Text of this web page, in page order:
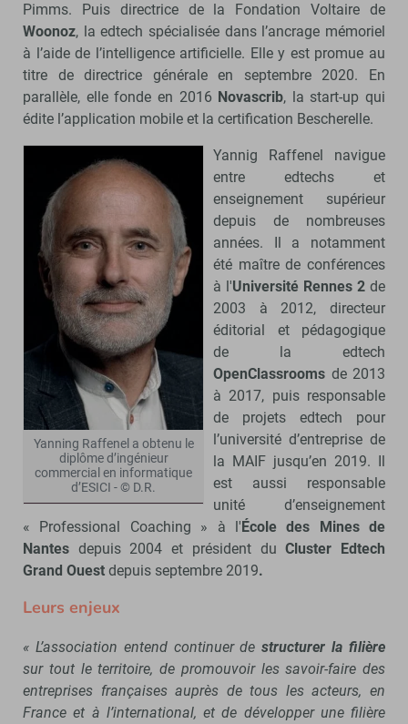
Pimms. Puis directrice de la Fondation Voltaire de
Woonoz, la edtech spécialisée dans l’ancrage mémoriel
à l’aide de l’intelligence artificielle. Elle y est promue au
titre de directrice générale en septembre 2020. En
parallèle, elle fonde en 2016 Novascrib, la start-up qui
édite l’application mobile et la certification Bescherelle.
Yanning Raffenel a obtenu le
diplôme d’ingénieur
commercial en informatique
d’ESICI - © D.R.
Yannig Raffenel navigue
entre edtechs et
enseignement supérieur
depuis de nombreuses
années. Il a notamment
été maître de conférences
à l'Université Rennes 2 de
2003 à 2012, directeur
éditorial et pédagogique
de la edtech
OpenClassrooms de 2013
à 2017, puis responsable
de projets edtech pour
l’université d’entreprise de
la MAIF jusqu’en 2019. Il
est aussi responsable
unité d’enseignement
« Professional Coaching » à l'École des Mines de
Nantes depuis 2004 et président duCluster Edtech
Grand Ouest depuis septembre 2019.
Leurs enjeux
« L’association entend continuer destructurer la filière
sur tout le territoire, de promouvoir les savoir-faire des
entreprises françaises auprès de tous les acteurs, en
France et à l’international, et de développer une filière